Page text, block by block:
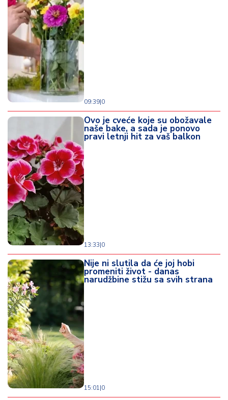
09:39|0
Ovo je cveće koje su obožavale
naše bake, a sada je ponovo
pravi letnji hit za vaš balkon
13:33|0
Nije ni slutila da će joj hobi
promeniti život - danas
narudžbine stižu sa svih strana
15:01|0